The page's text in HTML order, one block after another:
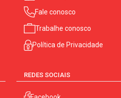
Fale conosco
Trabalhe conosco
Política de Privacidade
REDES SOCIAIS